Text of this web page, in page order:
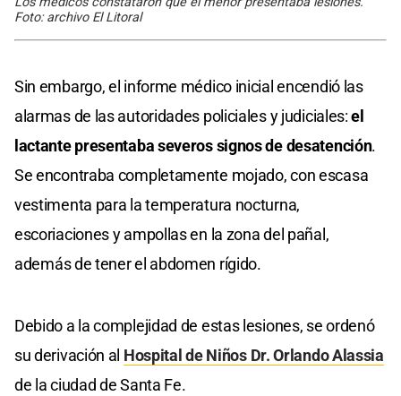
Foto: archivo El Litoral
Sin embargo, el informe médico inicial encendió las
alarmas de las autoridades policiales y judiciales:el
lactante presentaba severos signos de desatención.
Se encontraba completamente mojado, con escasa
vestimenta para la temperatura nocturna,
escoriaciones y ampollas en la zona del pañal,
además de tener el abdomen rígido.
Debido a la complejidad de estas lesiones, se ordenó
su derivación al Hospital de Niños Dr. Orlando Alassia
de la ciudad de Santa Fe.